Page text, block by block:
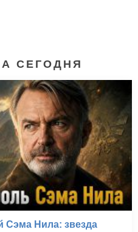
СЕГОДНЯ
Сэма Нила: звезда